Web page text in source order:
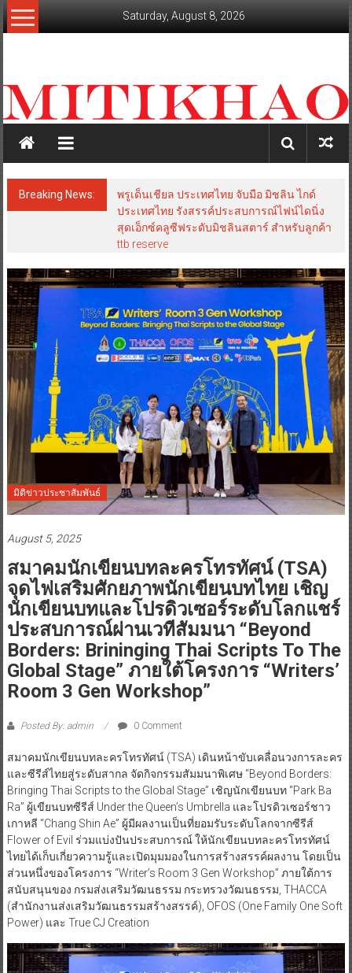
Skip
to
Saturday, August 8, 2026
สะท้อน
ลึก
เหลี่ยม
มุม
เศรษฐกิจ-
การเมือง-
Breaking News:
พรูเด็นเชียล ประเทศไทย จับมือ มิชลิน ไกด์
ประเทศไทย รังสรรค์ประสบการณ์ไฟน์ไดนิ่ง
สุดเอ็กซ์คลูซีฟระดับมิชลินสตาร์ สำหรับลูกค้า
ttb reserve
มิติข่าวประชาสัมพันธ์
August 5, 2025
สมาคมนักเขียนบทละครโทรทัศน์ (TSA)
จุดไฟเสริมศักยภาพนักเขียนบทไทย เชิญ
นักเขียนบทและโปรดิวเซอร์ระดับโลกแชร์
ประสบการณ์ผ่านเวทีสัมมนา “Beyond
Borders: Brininging Thai Scripts To The
Global Stage” ภายใต้โครงการ “Writers’
Room 3 Gen Workshop”
Posted By: admin 0 Comment
สมาคมนักเขียนบทละครโทรทัศน์ (TSA) เดินหน้าขับเคลื่อนวงการละคร
และซีรีส์ไทยสู่ระดับสากล จัดกิจกรรมสัมมนาพิเศษ “Beyond Borders:
Bringing Thai Scripts to the Global Stage” เชิญนักเขียนบท “Park Ba
Ra” ผู้เขียนบทซีรีส์ Under the Queen’s Umbrella และโปรดิวเซอร์ชาว
เกาหลี “Chang Shin Ae” ผู้มีผลงานเป็นที่ยอมรับระดับโลกจากซีรีส์
Flower of Evil ร่วมแบ่งปันประสบการณ์ ให้นักเขียนบทละครโทรทัศน์
ไทยได้เก็บเกี่ยวความรู้และเปิดมุมมองในการสร้างสรรค์ผลงาน โดยเป็น
ส่วนหนึ่งของโครงการ “Writer’s Room 3 Gen Workshop” ภายใต้การ
สนับสนุนของ กรมส่งเสริมวัฒนธรรม กระทรวงวัฒนธรรม, THACCA
(สำนักงานส่งเสริมวัฒนธรรมสร้างสรรค์), OFOS (One Family One Soft
Power) และ True CJ Creation